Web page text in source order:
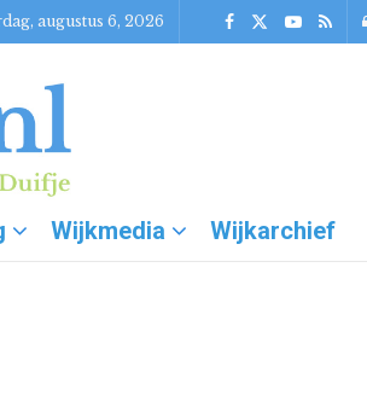
augustus 6, 2026
Wijkmedia Wijkarchief